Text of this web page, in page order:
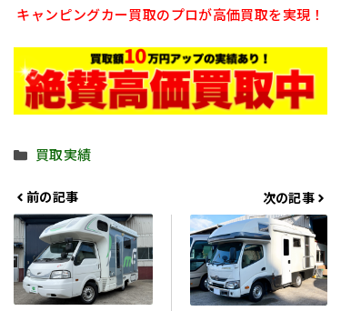
キャンピングカー買取のプロが高価買取を実現！
カ
ゴ
リ
ー
買取実績
前の記事 次の記事